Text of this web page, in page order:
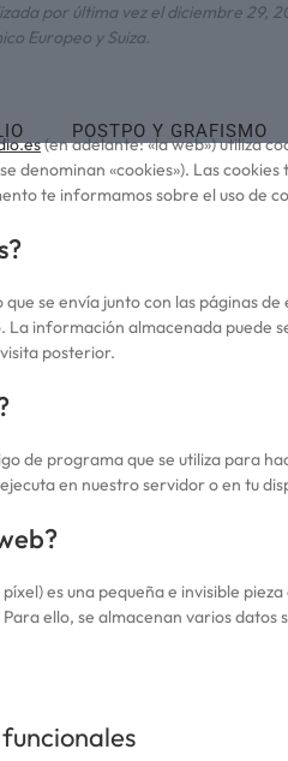
POSTPO Y GRAFISMO
por última vez el diciembre 29,
Europeo y Suiza.
(en adelante: «la web») utiliza
denominan «cookies»). Las
te informamos sobre el uso de
se envía junto con las páginas
La información almacenada puede
posterior.
de programa que se utiliza para
en nuestro servidor o en tu
es una pequeña e invisible
ello, se almacenan varios datos